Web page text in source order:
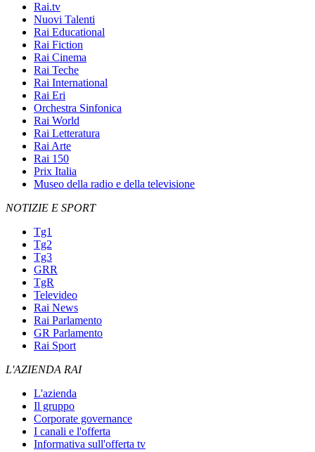
Rai.tv
Nuovi Talenti
Rai Educational
Rai Fiction
Rai Cinema
Rai Teche
Rai International
Rai Eri
Orchestra Sinfonica
Rai World
Rai Letteratura
Rai Arte
Rai 150
Prix Italia
Museo della radio e della televisione
NOTIZIE E SPORT
Tg1
Tg2
Tg3
GRR
TgR
Televideo
Rai News
Rai Parlamento
GR Parlamento
Rai Sport
L'AZIENDA RAI
L'azienda
Il gruppo
Corporate governance
I canali e l'offerta
Informativa sull'offerta tv